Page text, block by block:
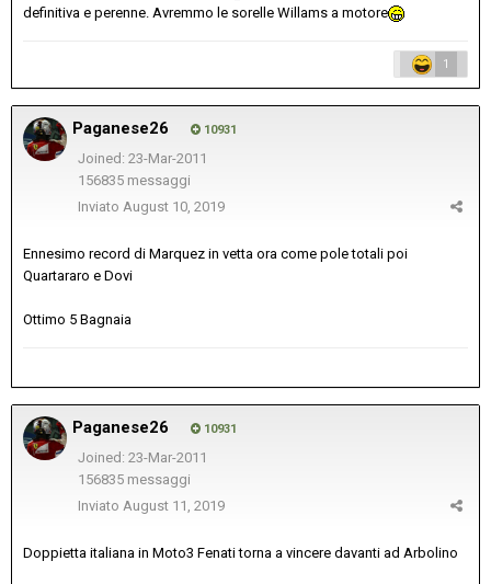
definitiva e perenne. Avremmo le sorelle Willams a motore
1
Paganese26 10931
Joined: 23-Mar-2011
156835 messaggi
Inviato August 10, 2019
Ennesimo record di Marquez in vetta ora come pole totali poi
Quartararo e Dovi
Ottimo 5 Bagnaia
Paganese26 10931
Joined: 23-Mar-2011
156835 messaggi
Inviato August 11, 2019
Doppietta italiana in Moto3 Fenati torna a vincere davanti ad Arbolino